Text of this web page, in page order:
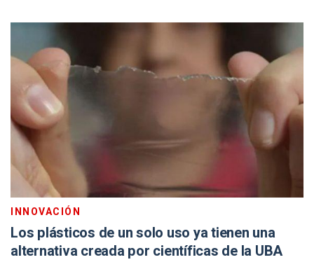
INNOVACIÓN
Los plásticos de un solo uso ya tienen una
alternativa creada por científicas de la UBA